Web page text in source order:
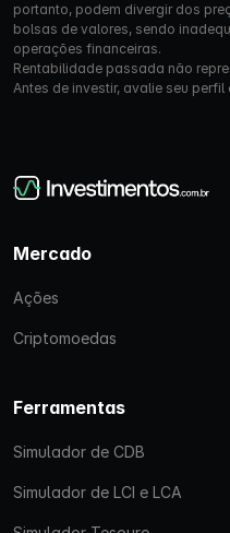
portanto, podem divergir dos
bolsas de valores, sendo
operações financeiras.
Rentabilidade passada não
Antes de investir, avalie seu
Mercado
Ações
Criptomoedas
Ferramentas
Simulador de CDB
Simulador de LCI e LCA